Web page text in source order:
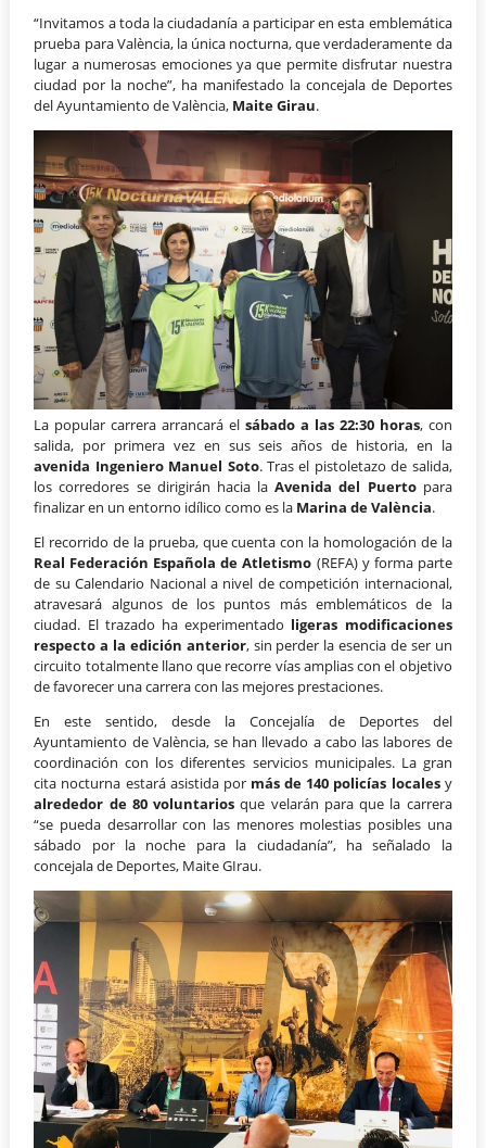
“Invitamos a toda la ciudadanía a participar en esta emblemática
prueba para València, la única nocturna, que verdaderamente da
lugar a numerosas emociones ya que permite disfrutar nuestra
ciudad por la noche”, ha manifestado la concejala de Deportes
del Ayuntamiento de València, Maite Girau.
La popular carrera arrancará el sábado a las 22:30 horas, con
salida, por primera vez en sus seis años de historia, en la
avenida Ingeniero Manuel Soto. Tras el pistoletazo de salida,
los corredores se dirigirán hacia laAvenida del Puertopara
finalizar en un entorno idílico como es la Marina de València.
El recorrido de la prueba, que cuenta con la homologación de la
Real Federación Española de Atletismo (REFA) y forma parte
de su Calendario Nacional a nivel de competición internacional,
atravesará algunos de los puntos más emblemáticos de la
ciudad. El trazado ha experimentado ligeras modificaciones
respecto a la edición anterior, sin perder la esencia de ser un
circuito totalmente llano que recorre vías amplias con el objetivo
de favorecer una carrera con las mejores prestaciones.
En este sentido, desde la Concejalía de Deportes del
Ayuntamiento de València, se han llevado a cabo las labores de
coordinación con los diferentes servicios municipales. La gran
cita nocturna estará asistida por más de 140 policías localesy
alrededor de 80 voluntarios que velarán para que la carrera
“se pueda desarrollar con las menores molestias posibles una
sábado por la noche para la ciudadanía”, ha señalado la
concejala de Deportes, Maite GIrau.